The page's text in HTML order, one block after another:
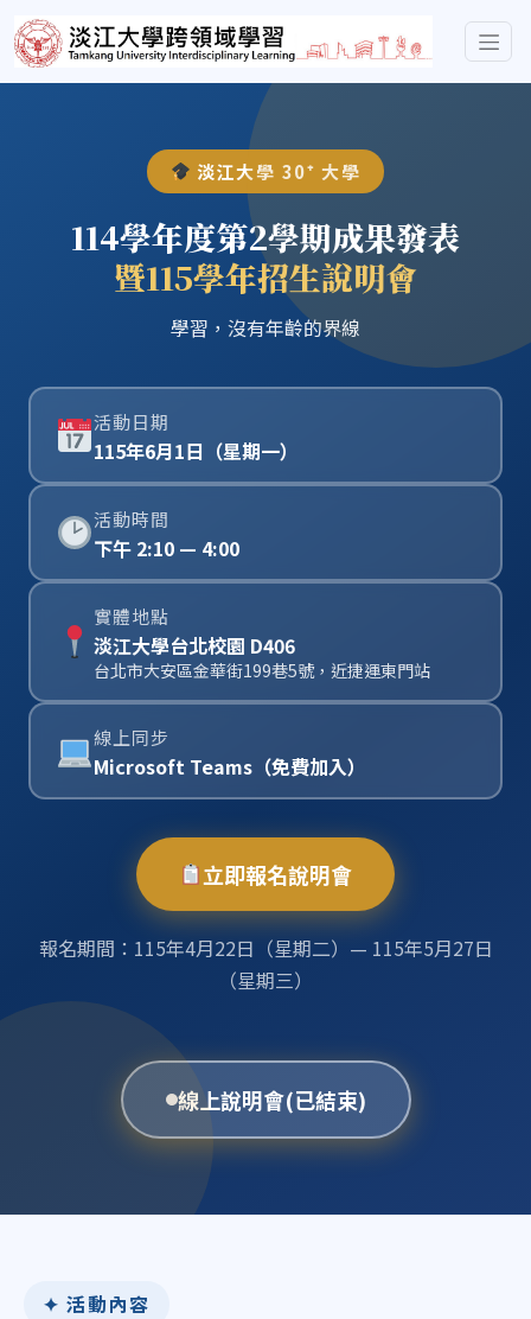
淡江大學 30⁺ 大學
114學年度第2學期成果發表
暨115學年招生說明會
學習，沒有年齡的界線
活動日期
115年6月1日（星期一）
活動時間
下午 2:10 — 4:00
實體地點
淡江大學台北校園 D406
台北市大安區金華街199巷5號，近捷運東門站
線上同步
Microsoft Teams（免費加入）
立即報名說明會
報名期間：115年4月22日（星期二）— 115年5月27日
（星期三）
線上說明會(已結束)
✦ 活動內容